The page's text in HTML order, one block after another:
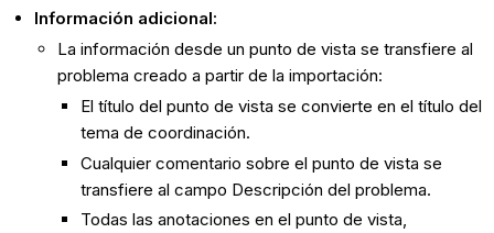
Información adicional:
La información desde un punto de vista se transfiere al
problema creado a partir de la importación:
El título del punto de vista se convierte en el título del
tema de coordinación.
Cualquier comentario sobre el punto de vista se
transfiere al campo Descripción del problema.
Todas las anotaciones en el punto de vista,